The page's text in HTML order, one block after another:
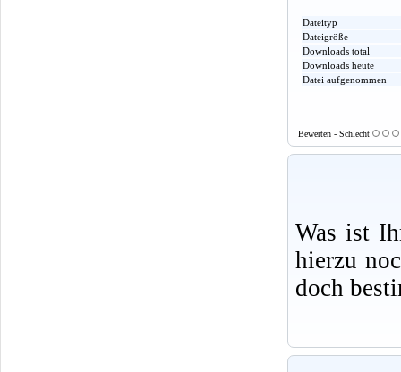
Dateityp
Dateigröße
Downloads total
Downloads heute
Datei aufgenommen
Bewerten - Schlecht
Was ist
hierzu
doch